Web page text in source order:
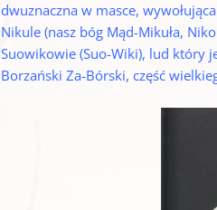
dwuznaczna w masce,
Nikule (nasz bóg Mąd-Mikuła,
Suowikowie (Suo-Wiki), lud który
Borzański Za-Bórski, część